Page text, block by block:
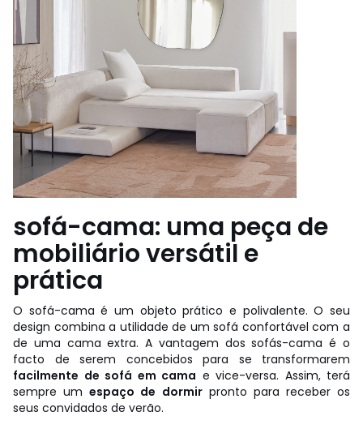
sofá-cama: uma peça de
mobiliário versátil e
prática
O sofá-cama é um objeto prático e polivalente. O seu
design combina a utilidade de um sofá confortável com a
de uma cama extra. A vantagem dos sofás-cama é o
facto de serem concebidos para se transformarem
facilmente de sofá em cama e vice-versa. Assim, terá
sempre umespaço de dormirpronto para receber os
seus convidados de verão.